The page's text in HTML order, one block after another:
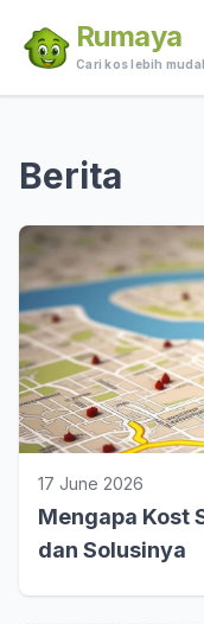
Rumaya
Cari kos lebih
Berita
17 June 2026
Mengapa Kost
dan Solusinya